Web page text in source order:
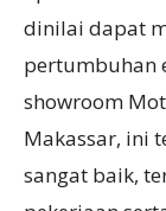
dinilai dapat
pertumbuhan
showroom
Makassar, ini
sangat baik,